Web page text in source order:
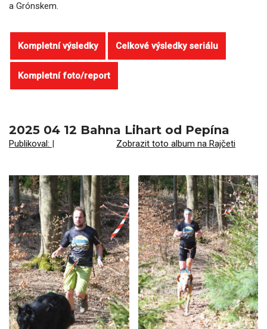
a Grónskem.
Kompletní výsledky Celkové výsledky seriálu
Kompletní foto/report
2025 04 12 Bahna Lihart od Pepína
Publikoval: | Zobrazit toto album na Rajčeti